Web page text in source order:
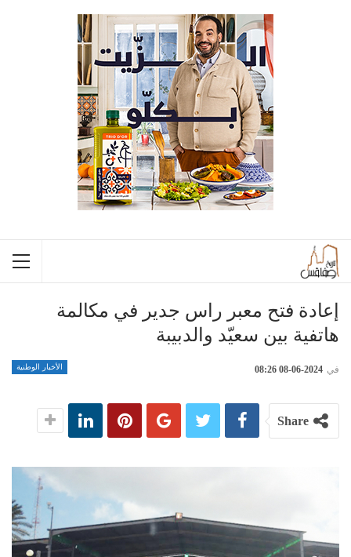
إعادة فتح معبر راس جدير في مكالمة
هاتفية بين سعيّد والدبيبة
الأخبار الوطنية في 2024-06-08 08:26
Share